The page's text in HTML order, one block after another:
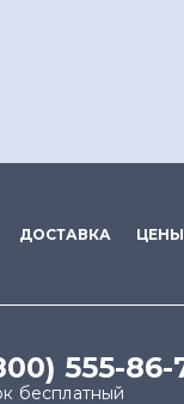
ДОСТАВКА ЦЕНЫ
555-86-
бесплатный